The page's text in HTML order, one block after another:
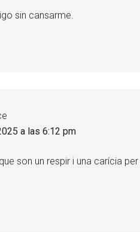
sin cansarme.
a las 6:12 pm
son un respir i una carícia per